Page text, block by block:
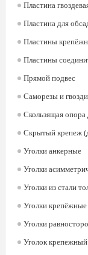
Пластина
Пластина для
Пластины
Пластины
Прямой подвес
Саморезы и
Скользящая опора
Скрытый крепеж
Уголки анкерные
Уголки
Уголки из стали
Уголки крепёжные
Уголки
Уголок